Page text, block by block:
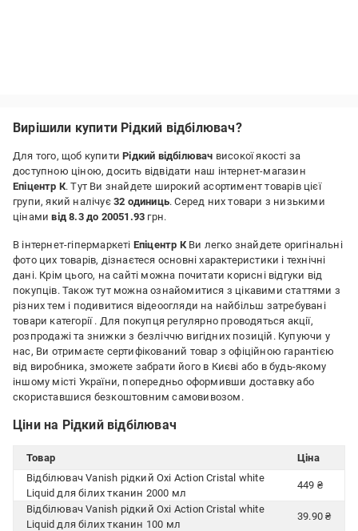
Вирішили купити Рідкий відбілювач?
Для того, щоб купитиРідкий відбілювач високої якості за
доступною ціною, досить відвідати наш інтернет-магазин
Епіцентр К. Тут Ви знайдете широкий асортимент товарів цієї
групи, який налічує 32 одиниць. Серед них товари з низькими
цінамивід 8.3 до 20051.93 грн.
В інтернет-гіпермаркеті Епіцентр КВи легко знайдете оригінальні
фото цих товарів, дізнаєтеся основні характеристики і технічні
дані. Крім цього, на сайті можна почитати корисні відгуки від
покупців. Також тут можна ознайомитися з цікавими статтями з
різних тем і подивитися відеоогляди на найбільш затребувані
товари категорії . Для покупця регулярно проводяться акції,
розпродажі та знижки з безліччю вигідних позицій. Купуючи у
нас, Ви отримаєте сертифікований товар з офіційною гарантією
від виробника, зможете забрати його в Києві або в будь-якому
іншому місті України, попередньо оформивши доставку або
скориставшися безкоштовним самовивозом.
Ціни на Рідкий відбілювач
Товар
Ціна
Відбілювач Vanish рідкий Oxi Action Cristal white
Liquid для білих тканин 2000 мл
449 ₴
Відбілювач Vanish рідкий Oxi Action Cristal white
Liquid для білих тканин 100 мл
39.90 ₴